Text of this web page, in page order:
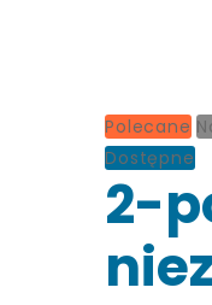
Polecane
Dostępne
2-